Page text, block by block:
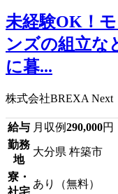
未経験OK！
ンズの組立な
に暮...
株式会社BREXA Next
給与 月収例290,000円
勤務
地
大分県 杵築市
寮・
社宅
あり（無料）